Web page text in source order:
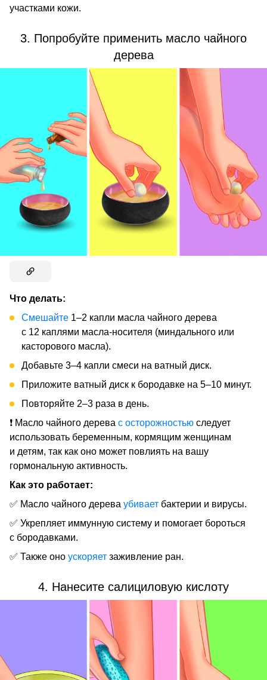
участками кожи.
3. Попробуйте применить масло чайного
дерева
Что делать:
Смешайте 1–2 капли масла чайного дерева
с 12 каплями масла-носителя (миндального или
касторового масла).
Добавьте 3–4 капли смеси на ватный диск.
Приложите ватный диск к бородавке на 5–10 минут.
Повторяйте 2–3 раза в день.
❗ Масло чайного дерева с осторожностью следует
использовать беременным, кормящим женщинам
и детям, так как оно может повлиять на вашу
гормональную активность.
Как это работает:
✅ Масло чайного дерева убивает бактерии и вирусы.
✅ Укрепляет иммунную систему и помогает бороться
с бородавками.
✅ Также оно ускоряет заживление ран.
4. Нанесите салициловую кислоту